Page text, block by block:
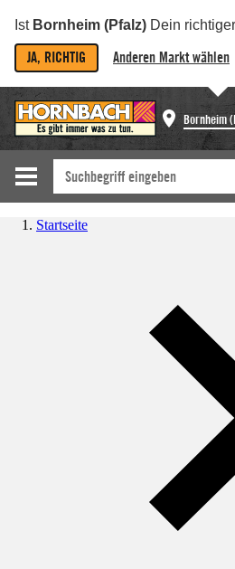
Ist Bornheim (Pfalz) Dein
JA, RICHTIG Anderen Markt wählen
Bornheim
Startseite